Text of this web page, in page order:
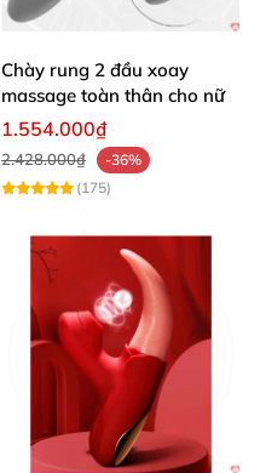
Chày rung 2 đầu xoay
massage toàn thân cho nữ
1.554.000₫
2.428.000₫
-36%
(175)